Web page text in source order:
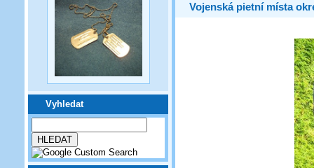
Vyhledat
Vojenská pietní místa